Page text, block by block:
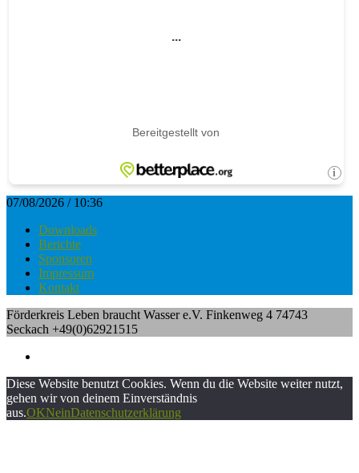
07/08/2026 / 10:36
Downloads
Berichte
Sponsoren
Impressum
Kontakt
Förderkreis Leben braucht Wasser e.V. Finkenweg 4 74743
Seckach +49(0)62921515
Diese Website benutzt Cookies. Wenn du die Website weiter nutzt,
gehen wir von deinem Einverständnis
aus.OKNeinDatenschutzerklärung